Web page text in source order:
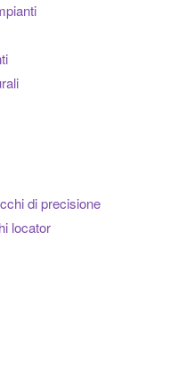
di precisione
locator